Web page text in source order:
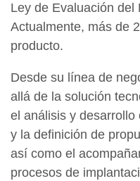
Ley de Evaluación del
Actualmente, más de
producto.
Desde su línea de
allá de la solución
el análisis y
y la definición de
así como el
procesos de